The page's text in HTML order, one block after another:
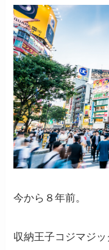
今から８年前。
収納王子コジマジ